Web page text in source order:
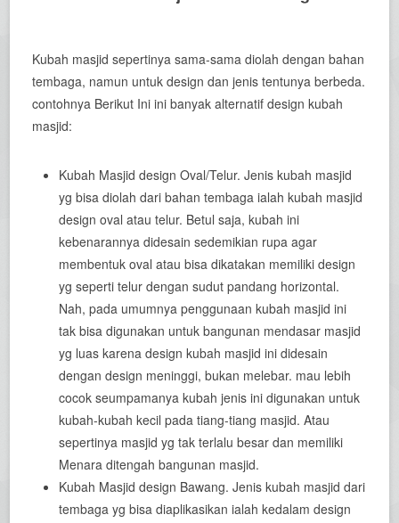
Kubah masjid sepertinya sama-sama diolah dengan bahan
tembaga, namun untuk design dan jenis tentunya berbeda.
contohnya Berikut Ini ini banyak alternatif design kubah
masjid:
Kubah Masjid design Oval/Telur. Jenis kubah masjid
yg bisa diolah dari bahan tembaga ialah kubah masjid
design oval atau telur. Betul saja, kubah ini
kebenarannya didesain sedemikian rupa agar
membentuk oval atau bisa dikatakan memiliki design
yg seperti telur dengan sudut pandang horizontal.
Nah, pada umumnya penggunaan kubah masjid ini
tak bisa digunakan untuk bangunan mendasar masjid
yg luas karena design kubah masjid ini didesain
dengan design meninggi, bukan melebar. mau lebih
cocok seumpamanya kubah jenis ini digunakan untuk
kubah-kubah kecil pada tiang-tiang masjid. Atau
sepertinya masjid yg tak terlalu besar dan memiliki
Menara ditengah bangunan masjid.
Kubah Masjid design Bawang. Jenis kubah masjid dari
tembaga yg bisa diaplikasikan ialah kedalam design